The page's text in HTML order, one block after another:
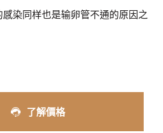
染同样也是输卵管不通的原因之
了解價格